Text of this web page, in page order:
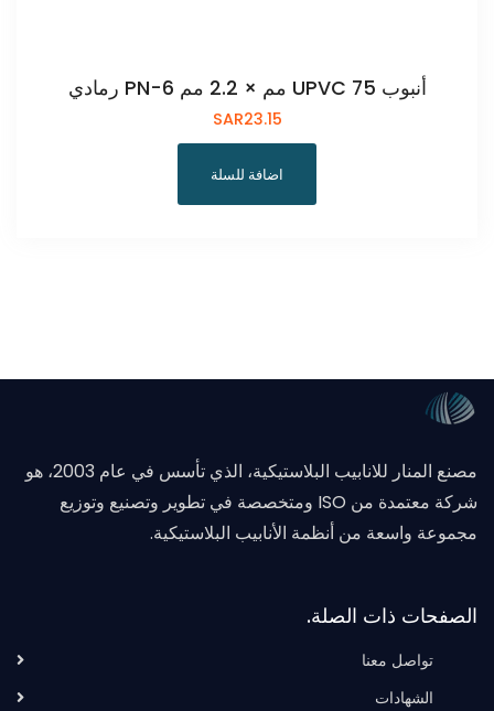
أنبوب UPVC 75 مم × 2.2 مم PN-6 رمادي
SAR23.15
اضافة للسلة
مصنع المنار للانابيب البلاستيكية، الذي تأسس في عام 2003، هو
شركة معتمدة من ISO ومتخصصة في تطوير وتصنيع وتوزيع
مجموعة واسعة من أنظمة الأنابيب البلاستيكية.
الصفحات ذات الصلة.
تواصل معنا
الشهادات